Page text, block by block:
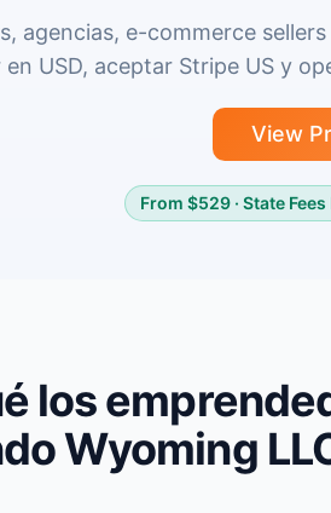
agencias, e-commerce
USD, aceptar Stripe US y
View
From $529 · State
los
Wyoming